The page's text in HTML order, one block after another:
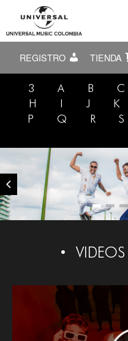
REGISTRO TIENDA
3 A B C
H
I J K
P
Q R S
VIDEOS